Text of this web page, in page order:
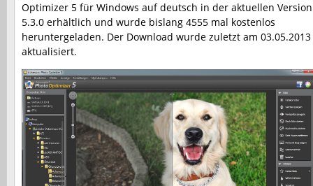
Optimizer 5 für Windows auf deutsch in der aktuellen Version
5.3.0 erhältlich und wurde bislang 4555 mal kostenlos
heruntergeladen. Der Download wurde zuletzt am 03.05.2013
aktualisiert.